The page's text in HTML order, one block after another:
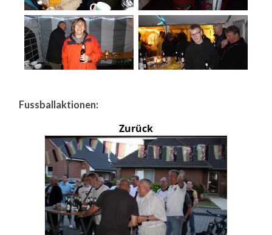
Fussballaktionen:
Zurück